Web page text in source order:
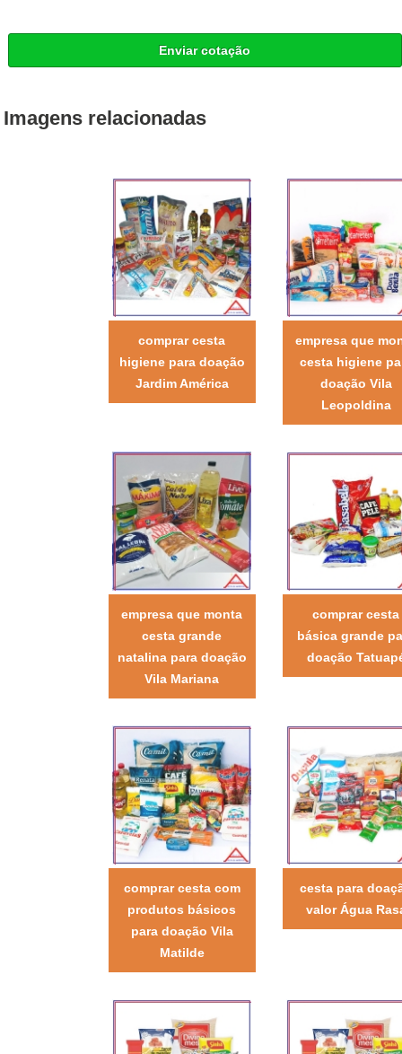
Enviar cotação
Imagens relacionadas
comprar cesta
higiene para doação
Jardim América
empresa que
cesta higiene
doação Vila
Leopoldina
empresa que monta
cesta grande
natalina para doação
Vila Mariana
comprar cesta
básica grande
doação
comprar cesta com
produtos básicos
para doação Vila
Matilde
cesta para
valor Água